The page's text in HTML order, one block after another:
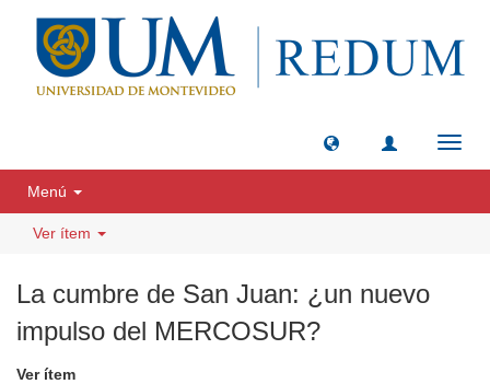
Menú
Ver ítem
La cumbre de San Juan: ¿un nuevo
impulso del MERCOSUR?
Ver ítem